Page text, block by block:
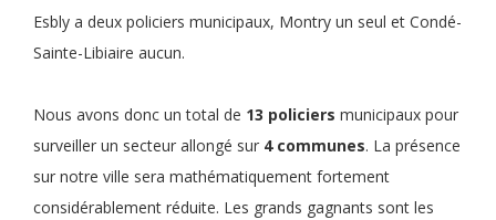
Esbly a deux policiers municipaux, Montry un seul et Condé-
Sainte-Libiaire aucun.
Nous avons donc un total de 13 policiers municipaux pour
surveiller un secteur allongé sur 4 communes. La présence
sur notre ville sera mathématiquement fortement
considérablement réduite. Les grands gagnants sont les